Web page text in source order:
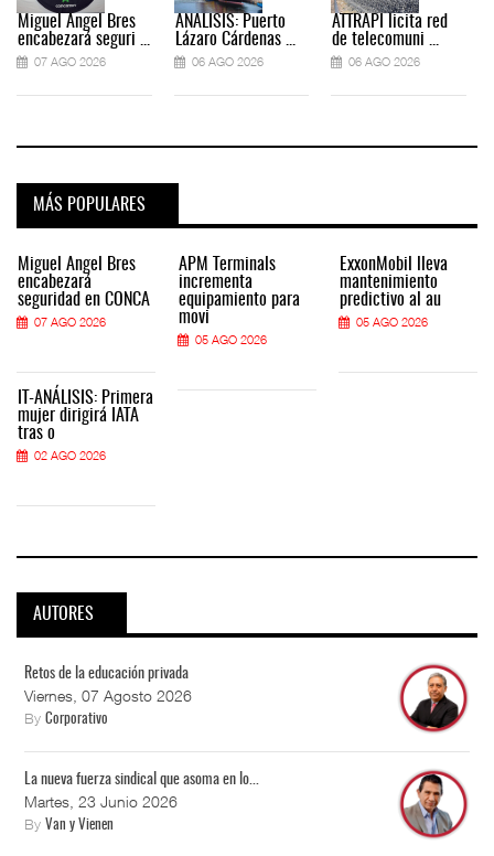
Miguel Ángel Bres
encabezará seguri ...
07 AGO 2026
ANÁLISIS: Puerto
Lázaro Cárdenas ...
06 AGO 2026
ATTRAPI licita red
de telecomuni ...
06 AGO 2026
MÁS POPULARES
Miguel Ángel Bres
encabezará
seguridad en CONCA
07 AGO 2026
IT-ANÁLISIS: Primera
mujer dirigirá IATA
tras o
02 AGO 2026
APM Terminals
incrementa
equipamiento para
movi
05 AGO 2026
ExxonMobil lleva
mantenimiento
predictivo al au
05 AGO 2026
AUTORES
Retos de la educación privada
Viernes, 07 Agosto 2026
By Corporativo
La nueva fuerza sindical que asoma en lo...
Martes, 23 Junio 2026
By Van y Vienen